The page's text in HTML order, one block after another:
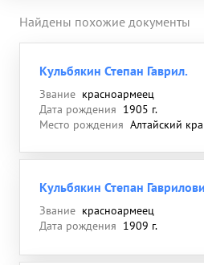
Найдены похожие документы
Кульбякин Степан Гаврил.
Звание красноармеец
Дата рождения 1905 г.
Место рождения Алтайский
Кульбякин Степан
Звание красноармеец
Дата рождения 1909 г.